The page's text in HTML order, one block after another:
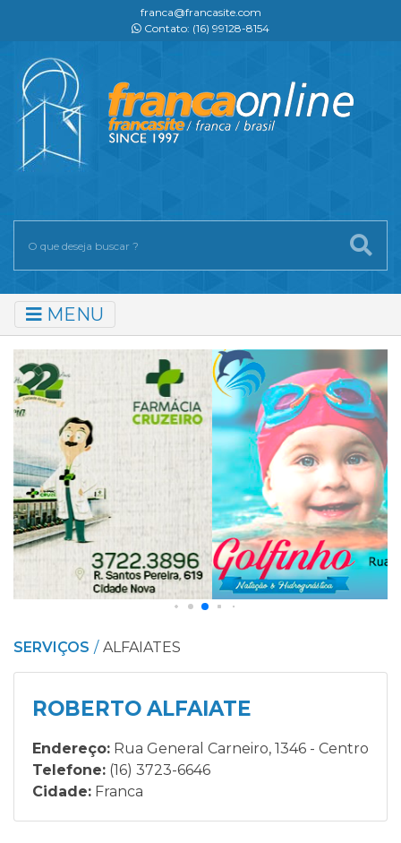
franca@francasite.com
Contato: (16) 99128-8154
MENU
SERVIÇOS ALFAIATES
ROBERTO ALFAIATE
Endereço: Rua General Carneiro, 1346 - Centro
Telefone: (16) 3723-6646
Cidade: Franca